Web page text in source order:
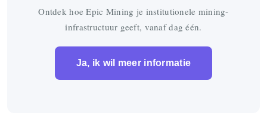
Ontdek hoe Epic Mining je institutionele mining-
infrastructuur geeft, vanaf dag één.
Ja, ik wil meer informatie